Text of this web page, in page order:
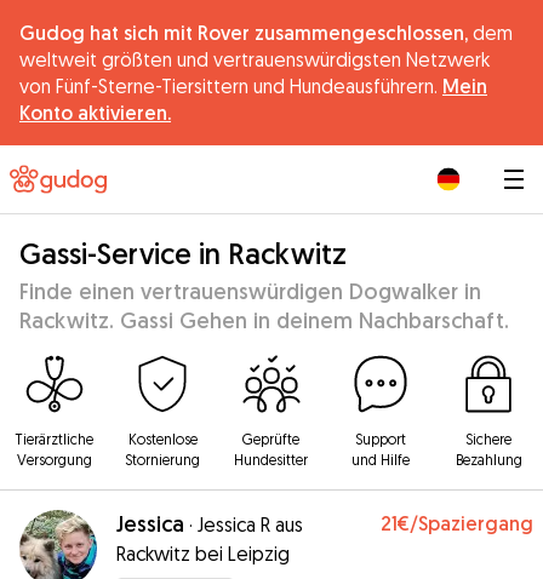
Gudog hat sich mit Rover zusammengeschlossen, dem
weltweit größten und vertrauenswürdigsten Netzwerk
von Fünf-Sterne-Tiersittern und Hundeausführern. Mein
Konto aktivieren.
Gassi-Service in Rackwitz
Finde einen vertrauenswürdigen Dogwalker in
Rackwitz. Gassi Gehen in deinem Nachbarschaft.
Tierärztliche
Versorgung
Kostenlose
Stornierung
Geprüfte
Hundesitter
Support
und Hilfe
Sichere
Bezahlung
Jessica · Jessica R aus
Rackwitz bei Leipzig
21€/Spaziergang